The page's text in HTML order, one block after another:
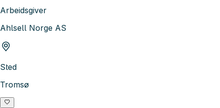
Arbeidsgiver
Ahlsell Norge AS
Sted
Tromsø